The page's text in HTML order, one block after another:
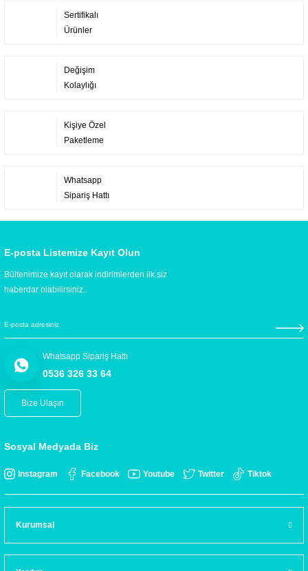
Sertifikalı
Ürünler
Değişim
Kolaylığı
Kişiye Özel
Paketleme
Whatsapp
Sipariş Hattı
E-posta Listemize Kayıt Olun
Bültenimize kayıt olarak indirimlerden ilk siz
haberdar olabilirsiniz.
Whatsapp Sipariş Hattı
0536 326 33 64
Bize Ulaşın
Sosyal Medyada Biz
Instagram Facebook Youtube Twitter Tiktok
Kurumsal